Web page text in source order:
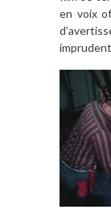
en voix